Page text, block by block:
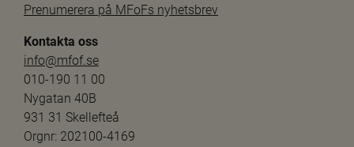
Prenumerera på MFoFs nyhetsbrev
Kontakta oss
info@mfof.se
010-190 11 00
Nygatan 40B
931 31 Skellefteå
Orgnr: 202100-4169